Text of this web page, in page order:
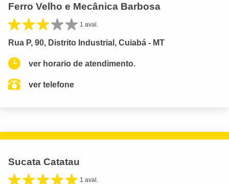
Ferro Velho e Mecânica Barbosa
1 aval.
Rua P, 90, Distrito Industrial, Cuiabá - MT
ver horario de atendimento.
ver telefone
Sucata Catatau
1 aval.